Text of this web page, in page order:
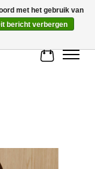
vanaf € 75
met het gebruik van
bericht verbergen